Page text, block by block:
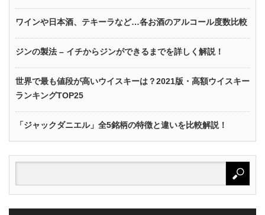
ワインや日本酒、テキーラなど…各お酒のアルコール度数比較
ジンの製法 – イチからジンができるまでを詳しく解説！
世界で最も値段が高いウイスキーは？2021版・高額ウイスキー
ランキングTOP25
「ジャックダニエル」全5銘柄の特徴と違いを比較解説！